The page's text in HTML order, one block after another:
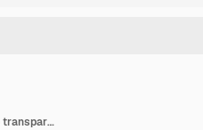
Utilização de canais digitais, como sites, redes sociais, em um fundo transparente